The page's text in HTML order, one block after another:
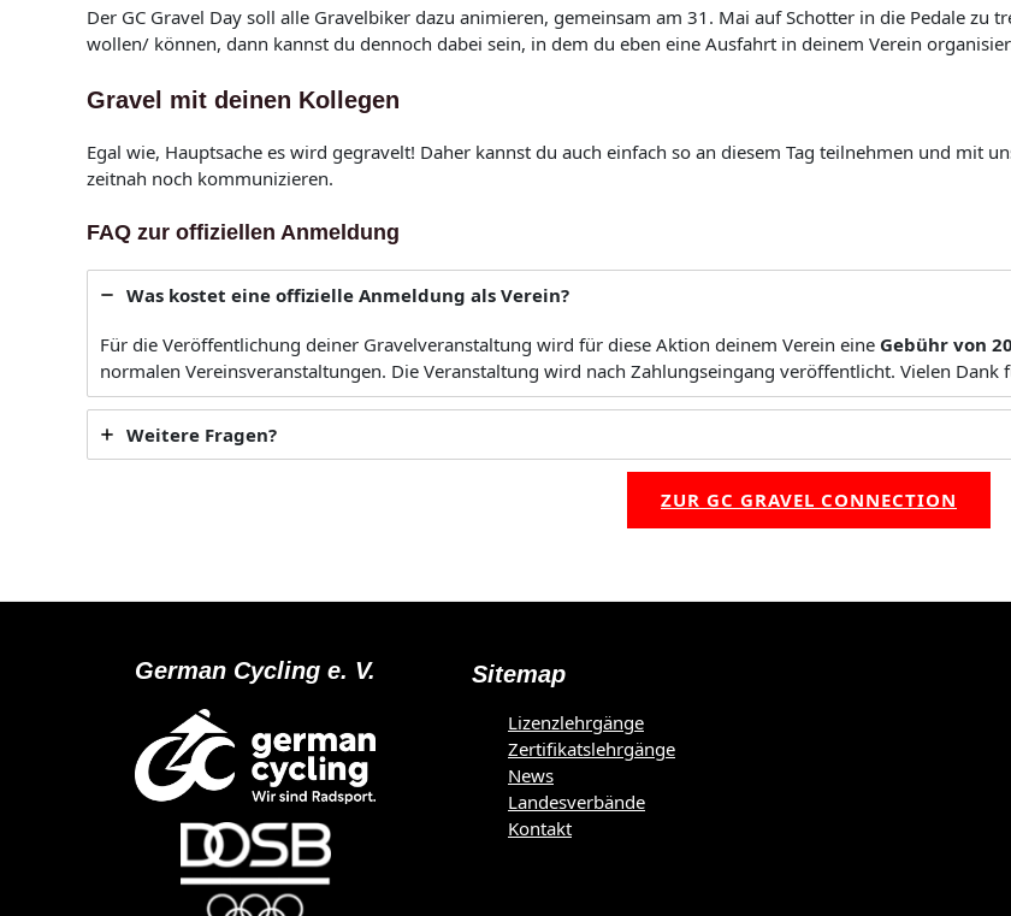
Der GC Gravel Day soll alle Gravelbiker dazu animieren, gemeinsam am 31. Mai auf Schotter in die Pedale zu
wollen/ können, dann kannst du dennoch dabei sein, in dem du eben eine Ausfahrt in deinem Verein
Gravel mit deinen Kollegen
Egal wie, Hauptsache es wird gegravelt! Daher kannst du auch einfach so an diesem Tag teilnehmen und mit
zeitnah noch kommunizieren.
FAQ zur offiziellen Anmeldung
Was kostet eine offizielle Anmeldung als Verein?
Für die Veröffentlichung deiner Gravelveranstaltung wird für diese Aktion deinem Verein eine Gebühr von
normalen Vereinsveranstaltungen. Die Veranstaltung wird nach Zahlungseingang veröffentlicht. Vielen Dank
Weitere Fragen?
ZUR GC GRAVEL CONNECTION
German Cycling e. V. Sitemap
Lizenzlehrgänge
Zertifikatslehrgänge
News
Landesverbände
Kontakt